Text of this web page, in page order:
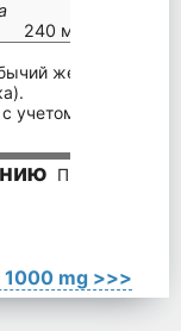
240 мг
желатин (без
учетом диеты в
Принимать
1000 mg >>>